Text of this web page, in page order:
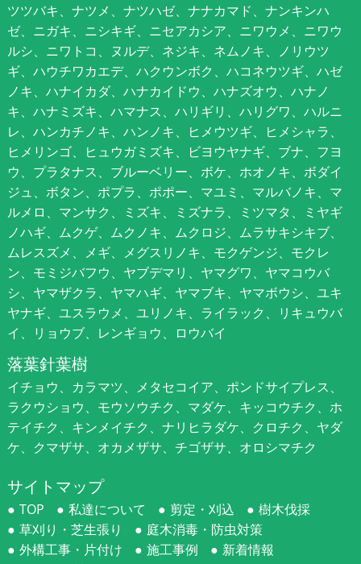
ツツバキ、ナツメ、ナツハゼ、ナナカマド、ナンキンハ
ゼ、ニガキ、ニシキギ、ニセアカシア、ニワウメ、ニワウ
ルシ、ニワトコ、ヌルデ、ネジキ、ネムノキ、ノリウツ
ギ、ハウチワカエデ、ハクウンボク、ハコネウツギ、ハゼ
ノキ、ハナイカダ、ハナカイドウ、ハナズオウ、ハナノ
キ、ハナミズキ、ハマナス、ハリギリ、ハリグワ、ハルニ
レ、ハンカチノキ、ハンノキ、ヒメウツギ、ヒメシャラ、
ヒメリンゴ、ヒュウガミズキ、ビヨウヤナギ、ブナ、フヨ
ウ、プラタナス、ブルーベリー、ボケ、ホオノキ、ボダイ
ジュ、ボタン、ポプラ、ポポー、マユミ、マルバノキ、マ
ルメロ、マンサク、ミズキ、ミズナラ、ミツマタ、ミヤギ
ノハギ、ムクゲ、ムクノキ、ムクロジ、ムラサキシキブ、
ムレスズメ、メギ、メグスリノキ、モクゲンジ、モクレ
ン、モミジバフウ、ヤブデマリ、ヤマグワ、ヤマコウバ
シ、ヤマザクラ、ヤマハギ、ヤマブキ、ヤマボウシ、ユキ
ヤナギ、ユスラウメ、ユリノキ、ライラック、リキュウバ
イ、リョウブ、レンギョウ、ロウバイ
落葉針葉樹
イチョウ、カラマツ、メタセコイア、ポンドサイプレス、
ラクウショウ、モウソウチク、マダケ、キッコウチク、ホ
テイチク、キンメイチク、ナリヒラダケ、クロチク、ヤダ
ケ、クマザサ、オカメザサ、チゴザサ、オロシマチク
サイトマップ
TOP 私達について 剪定・刈込
樹木伐採
草刈り・芝生張り
庭木消毒・防虫対策
外構工事・片付け
施工事例
新着情報